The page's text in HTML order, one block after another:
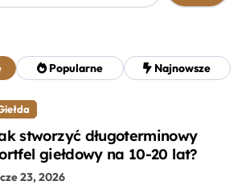
Popularne Najnowsze
stworzyć długoterminowy
giełdowy na 10-20 lat?
cze 23, 2026